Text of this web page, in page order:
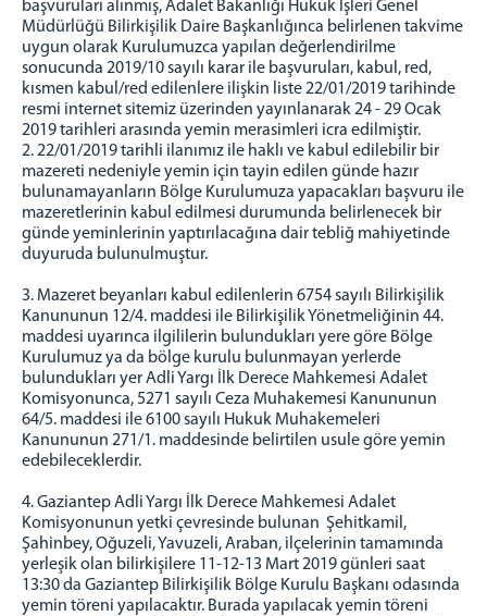
Bilirkişilik Temel Eğitiminin Usül ve Esaslarına İlişkin
169 Nolu Bakanlık Genelgesi
Genelgeler
Ceza Muhakemesi Kanununa Göre Tercüman
Listelerinin Düzenlenmesi Hakkında Yönetmelik
Konkordato Komiserliği Temel Eğitiminin Usül ve
Esaslarına İlişkin 171 Nolu Bakanlık Genelgesi
Bilirkişi Portal
Bilirkişi Portal Giriş
Bilirkişi Portal Nedir?
Bilirkişi Nasıl Olunur?
Bilirkişi Portal'dan Nasıl Faydalanırım?
Bilirkişilik Asgari Ücret Tarifesi
Bilirkişilik Başvuru Klavuzu
Bilirkişilik Temel Eğitim Kitapları
Bilirkişilik Projesi Sempozyum Kitapları
Dilekçe Örnekleri
Temel ve Alt Uzmanlık Alanları
Bilirkişilik Sürecinde Takip Edilecek Adımlar
Bilirkişilik Temel Eğitim İzni Verilen Kuruluşlar
başvuruları alınmış, Adalet Bakanlığı Hukuk İşleri Genel
Müdürlüğü Bilirkişilik Daire Başkanlığınca belirlenen takvime
uygun olarak Kurulumuzca yapılan değerlendirilme
sonucunda 2019/10 sayılı karar ile başvuruları, kabul, red,
kısmen kabul/red edilenlere ilişkin liste 22/01/2019 tarihinde
resmi internet sitemiz üzerinden yayınlanarak 24 - 29 Ocak
2019 tarihleri arasında yemin merasimleri icra edilmiştir.
2. 22/01/2019 tarihli ilanımız ile haklı ve kabul edilebilir bir
mazereti nedeniyle yemin için tayin edilen günde hazır
bulunamayanların Bölge Kurulumuza yapacakları başvuru ile
mazeretlerinin kabul edilmesi durumunda belirlenecek bir
günde yeminlerinin yaptırılacağına dair tebliğ mahiyetinde
duyuruda bulunulmuştur.
3. Mazeret beyanları kabul edilenlerin 6754 sayılı Bilirkişilik
Kanununun 12/4. maddesi ile Bilirkişilik Yönetmeliğinin 44.
maddesi uyarınca ilgililerin bulundukları yere göre Bölge
Kurulumuz ya da bölge kurulu bulunmayan yerlerde
bulundukları yer Adli Yargı İlk Derece Mahkemesi Adalet
Komisyonunca, 5271 sayılı Ceza Muhakemesi Kanununun
64/5. maddesi ile 6100 sayılı Hukuk Muhakemeleri
Kanununun 271/1. maddesinde belirtilen usule göre yemin
edebileceklerdir.
4.Gaziantep Adli Yargı İlk Derece Mahkemesi Adalet
Komisyonunun yetki çevresinde bulunan Şehitkamil,
Şahinbey, Oğuzeli, Yavuzeli, Araban, ilçelerinin tamamında
yerleşik olan bilirkişilere 11-12-13 Mart 2019 günleri saat
13:30 da Gaziantep Bilirkişilik Bölge Kurulu Başkanı odasında
yemin töreni yapılacaktır. Burada yapılacak yemin töreni